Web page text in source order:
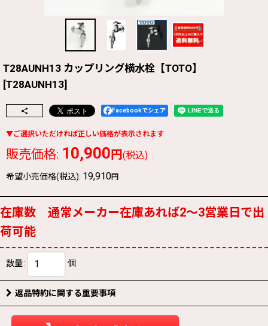
T28AUNH13 カップリング横水栓【TOTO】
[T28AUNH13]
Facebookでシェア
販売価格: 10,900円(税込)
希望小売価格(税込): 19,910円
在庫数 通常メーカー在庫あれば2〜3営業日で出
荷可能
数量: 個
返品特約に関する重要事項